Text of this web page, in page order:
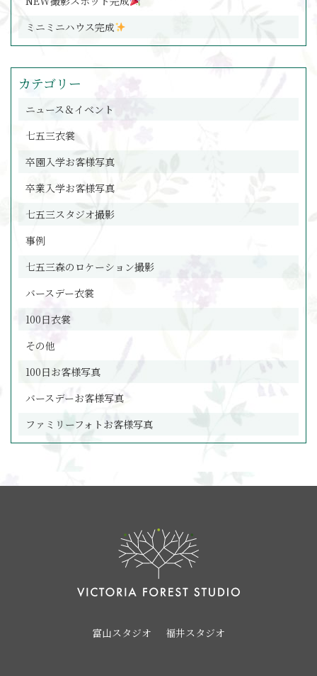
ミニミニハウス完成
カテゴリー
ニュース＆イベント
七五三衣裳
卒園入学お客様写真
卒業入学お客様写真
七五三スタジオ撮影
事例
七五三森のロケーション撮影
バースデー衣裳
100日衣裳
その他
100日お客様写真
バースデーお客様写真
ファミリーフォトお客様写真
富山スタジオ 福井スタジオ